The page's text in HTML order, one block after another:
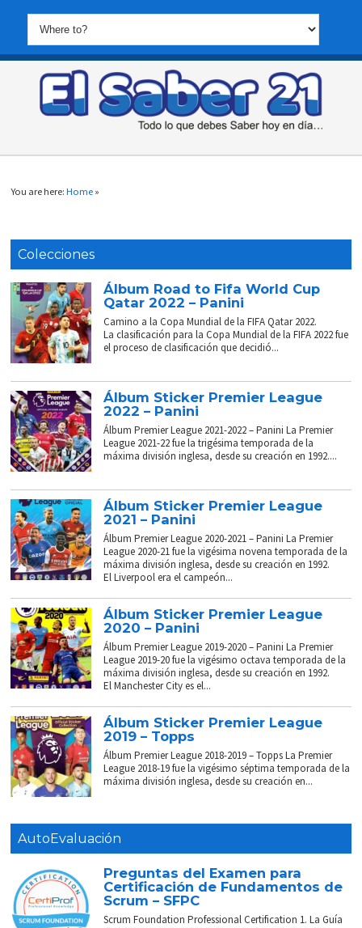
You are here:Home »
Colecciones
Álbum Road to Fifa World Cup
Qatar 2022 – Panini
Camino a la Copa Mundial de la FIFA Qatar 2022.
La clasificación para la Copa Mundial de la FIFA 2022 fue
el proceso de clasificación que decidió...
Álbum Sticker Premier League
2022 – Panini
Álbum Premier League 2021-2022 – Panini La Premier
League 2021-22 fue la trigésima temporada de la
máxima división inglesa, desde su creación en 1992....
Álbum Sticker Premier League
2021 – Panini
Álbum Premier League 2020-2021 – Panini La Premier
League 2020-21 fue la vigésima novena temporada de la
máxima división inglesa, desde su creación en 1992.
El Liverpool era el campeón...
Álbum Sticker Premier League
2020 – Panini
Álbum Premier League 2019-2020 – Panini La Premier
League 2019-20 fue la vigésimo octava temporada de la
máxima división inglesa, desde su creación en 1992.
El Manchester City es el...
Álbum Sticker Premier League
2019 – Topps
Álbum Premier League 2018-2019 – Topps La Premier
League 2018-19 fue la vigésimo séptima temporada de la
máxima división inglesa, desde su creación en...
AutoEvaluación
Preguntas del Examen para
Certificación de Fundamentos de
Scrum – SFPC
Scrum Foundation Professional Certification 1. La Guía